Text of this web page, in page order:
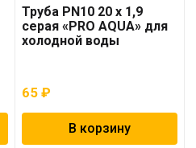
Труба PN10 20 x 1,9
серая «PRO AQUA» для
холодной воды
65₽
В корзину